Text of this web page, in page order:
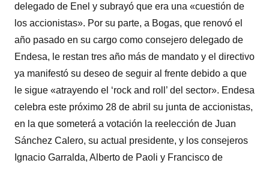
delegado de Enel y subrayó que era una «cuestión de
los accionistas». Por su parte, a Bogas, que renovó el
año pasado en su cargo como consejero delegado de
Endesa, le restan tres año más de mandato y el directivo
ya manifestó su deseo de seguir al frente debido a que
le sigue «atrayendo el ‘rock and roll’ del sector». Endesa
celebra este próximo 28 de abril su junta de accionistas,
en la que someterá a votación la reelección de Juan
Sánchez Calero, su actual presidente, y los consejeros
Ignacio Garralda, Alberto de Paoli y Francisco de